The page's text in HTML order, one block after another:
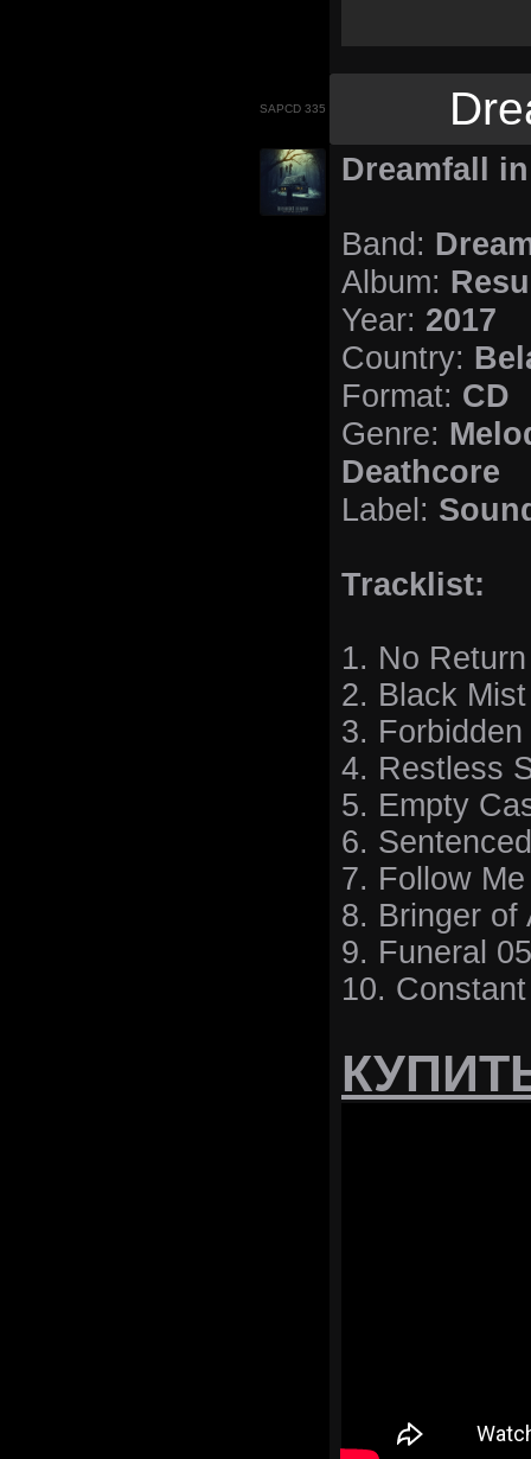
SAPCD 335
Dreamfall
Band:
Album:
Year: 2017
Country:
Format: CD
Genre:
Deathcore
Label:
Tracklist:
1. No
2. Black
3.
4. Restless
5. Empty
6.
7. Follow
8. Bringer of
9. Funeral
10.